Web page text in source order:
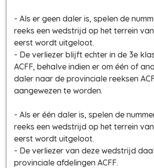
- Als er geen daler is, spelen de
reeks een wedstrijd op het terrein
eerst wordt uitgeloot.
- De verliezer blijft echter in de 3e
ACFF, behalve indien er om één of
daler naar de provinciale reeksen
aangewezen te worden.
- Als er één daler is, spelen de
reeks een wedstrijd op het terrein
eerst wordt uitgeloot.
- De verliezer van deze wedstrijd
provinciale afdelingen ACFF.